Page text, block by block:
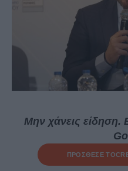
Μην χάνεις είδηση.
ΠΡΟΣΘΕΣΕ ΤΟ